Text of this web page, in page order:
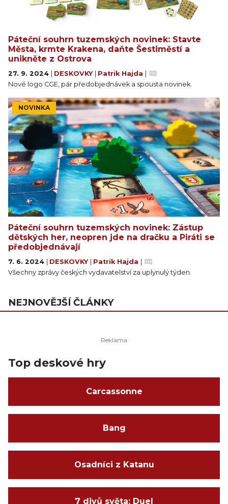
Páteční souhrn tuzemských novinek: Stavte
Města, krmte Krakena, daňte Šestiměstí a
unikněte z Ostrova
27. 9. 2024 DESKOVKY Patrik Hajda
Nové logo CGE, pár předobjednávek a spousta novinek.
NOVINKA
Páteční souhrn tuzemských novinek: Zástup
dětských her, neopren jde na dračku a Piráti se
předobjednávají
7. 6. 2024 DESKOVKY Patrik Hajda
Všechny zprávy českých vydavatelství za uplynulý týden.
NEJNOVĚJŠÍ ČLÁNKY
Top deskové hry
Carcassonne
Bang
Osadníci z Katanu
7 divů světa: Duel